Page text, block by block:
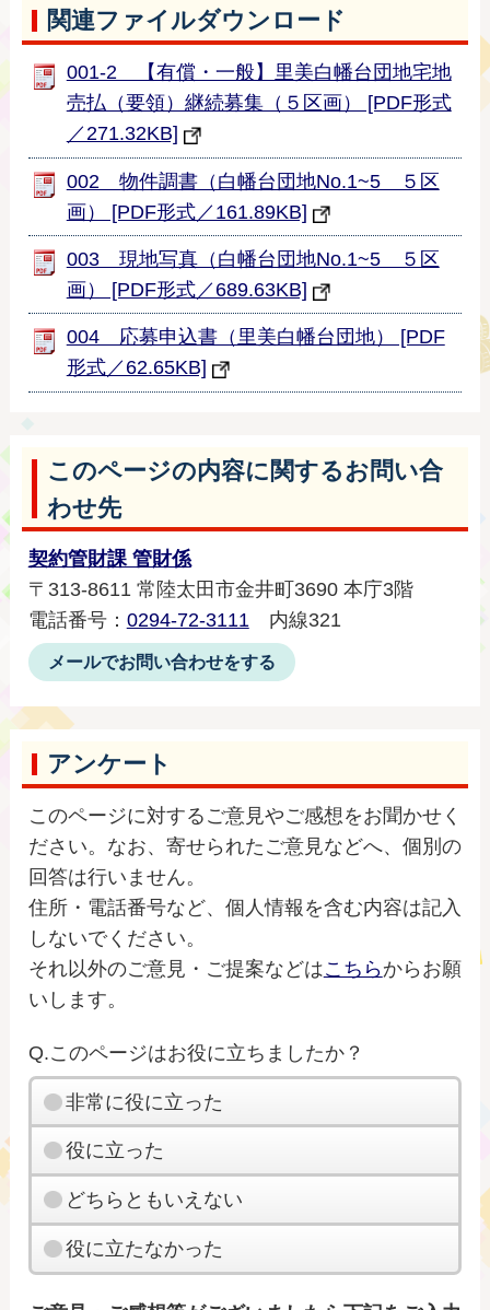
関連ファイルダウンロード
001-2 【有償・一般】里美白幡台団地宅地
売払（要領）継続募集（５区画） [PDF形式
／271.32KB]
002 物件調書（白幡台団地No.1~5 ５区
画） [PDF形式／161.89KB]
003 現地写真（白幡台団地No.1~5 ５区
画） [PDF形式／689.63KB]
004 応募申込書（里美白幡台団地） [PDF
形式／62.65KB]
このページの内容に関するお問い合
わせ先
契約管財課 管財係
〒313-8611 常陸太田市金井町3690 本庁3階
電話番号： 0294-72-3111内線321
メールでお問い合わせをする
アンケート
このページに対するご意見やご感想をお聞かせく
ださい。なお、寄せられたご意見などへ、個別の
回答は行いません。
住所・電話番号など、個人情報を含む内容は記入
しないでください。
それ以外のご意見・ご提案などはこちらからお願
いします。
Q.このページはお役に立ちましたか？
非常に役に立った
役に立った
どちらともいえない
役に立たなかった